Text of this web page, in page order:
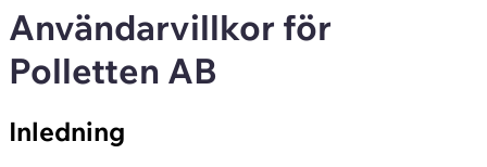
Användarvillkor för
Polletten AB
Inledning